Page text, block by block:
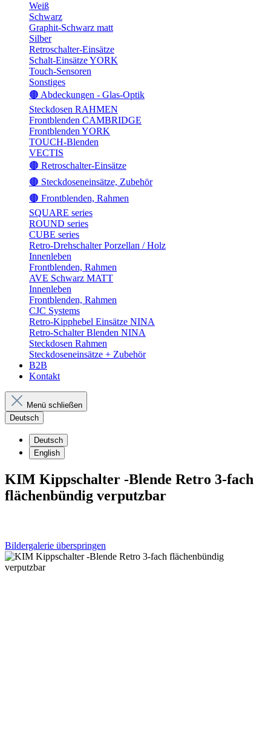
Weiß
Schwarz
Graphit-Schwarz matt
Silber
Retroschalter-Einsätze
Schalt-Einsätze YORK
Touch-Sensoren
Sonstiges
🟤 Abdeckungen - Glas-Optik
Steckdosen RAHMEN
Frontblenden CAMBRIDGE
Frontblenden YORK
TOUCH-Blenden
VECTIS
🟤 Retroschalter-Einsätze
🟤 Steckdoseneinsätze, Zubehör
🟤 Frontblenden, Rahmen
SQUARE series
ROUND series
CUBE series
Retro-Drehschalter Porzellan / Holz
Innenleben
Frontblenden, Rahmen
AVE Schwarz MATT
Innenleben
Frontblenden, Rahmen
CJC Systems
Retro-Kipphebel Einsätze NINA
Retro-Schalter Blenden NINA
Steckdosen Rahmen
Steckdoseneinsätze + Zubehör
B2B
Kontakt
Menü schließen
Deutsch
Deutsch
English
KIM Kippschalter -Blende Retro 3-fach
flächenbündig verputzbar
Bildergalerie überspringen